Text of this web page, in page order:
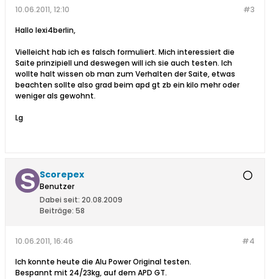
#3
10.06.2011, 12:10
Hallo lexi4berlin,
Vielleicht hab ich es falsch formuliert. Mich interessiert die
Saite prinzipiell und deswegen will ich sie auch testen. Ich
wollte halt wissen ob man zum Verhalten der Saite, etwas
beachten sollte also grad beim apd gt zb ein kilo mehr oder
weniger als gewohnt.
Lg
Scorepex
Benutzer
Dabei seit: 20.08.2009
Beiträge: 58
#4
10.06.2011, 16:46
Ich konnte heute die Alu Power Original testen.
Bespannt mit 24/23kg, auf dem APD GT.